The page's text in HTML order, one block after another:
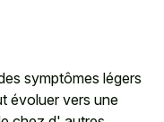
symptômes légers
évoluer vers une